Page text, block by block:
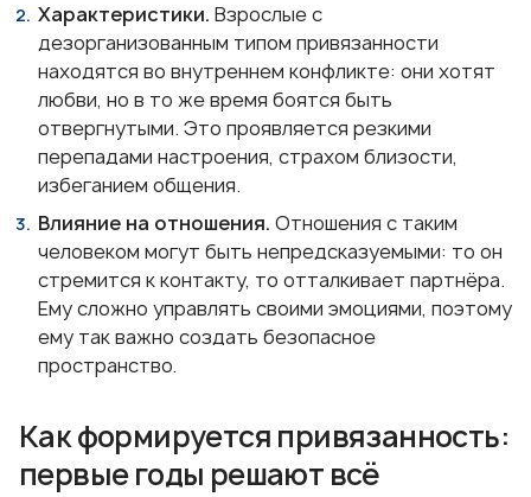
Характеристики. Взрослые с
дезорганизованным типом привязанности
находятся во внутреннем конфликте: они хотят
любви, но в то же время боятся быть
отвергнутыми. Это проявляется резкими
перепадами настроения, страхом близости,
избеганием общения.
Влияние на отношения. Отношения с таким
человеком могут быть непредсказуемыми: то он
стремится к контакту, то отталкивает партнёра.
Ему сложно управлять своими эмоциями, поэтому
ему так важно создать безопасное
пространство.
Как формируется привязанность:
первые годы решают всё